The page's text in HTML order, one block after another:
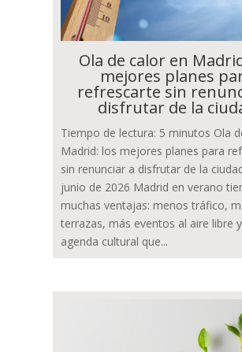
Ola de calor en
mejores planes
refrescarte sin
disfrutar de la
Tiempo de lectura: 5 minutos Ola
Madrid: los mejores planes para
sin renunciar a disfrutar de la
junio de 2026 Madrid en verano
muchas ventajas: menos tráfico,
terrazas, más eventos al aire libre
agenda cultural que...